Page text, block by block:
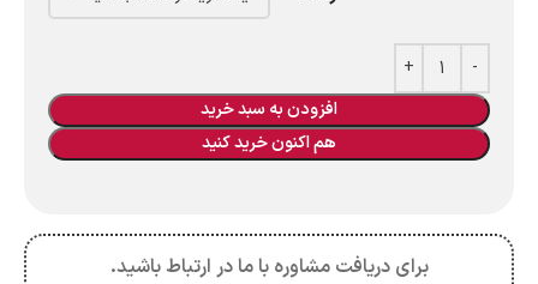
افزودن به سبد خرید
هم اکنون خرید کنید
برای دریافت مشاوره با ما در ارتباط باشید.